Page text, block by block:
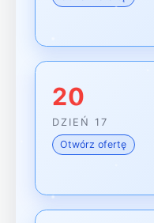
20
DZIEŃ 17
Otwórz ofertę